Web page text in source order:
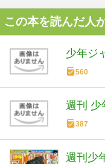
この本を読んだ人
少年ジ
560
週刊 少
387
週刊少